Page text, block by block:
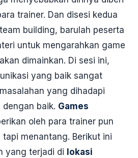
trainer. Dan disesi kedua
building, barulah peserta
untuk mengarahkan game
dimainkan. Di sesi ini,
yang baik sangat
yang dihadapi
baik. Games
oleh para trainer pun
menantang. Berikut ini
yang terjadi di lokasi